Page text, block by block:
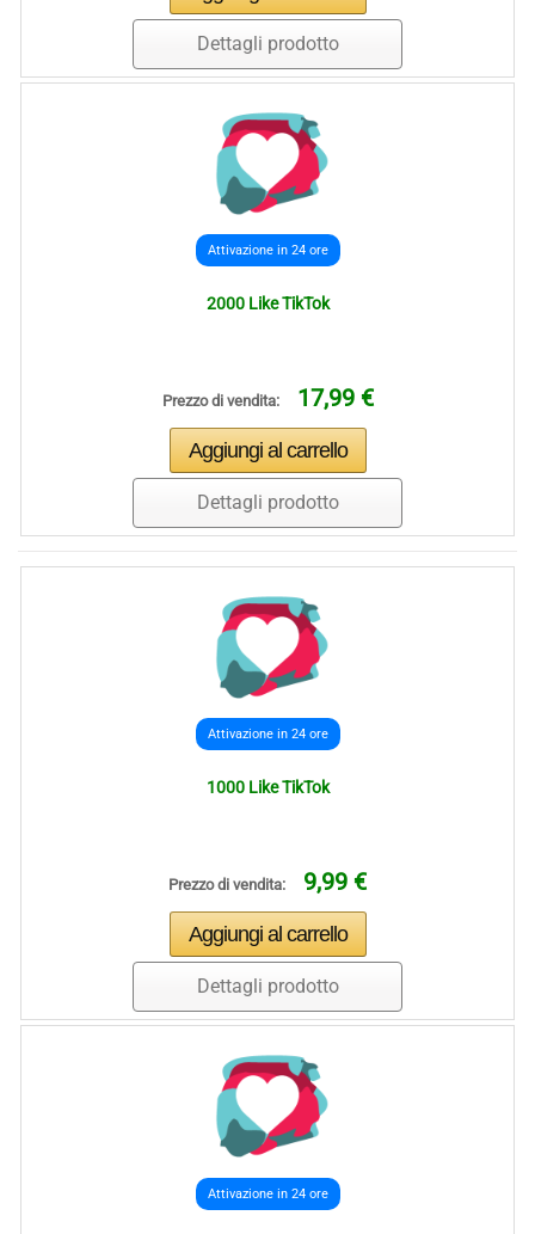
Dettagli prodotto
Attivazione in 24 ore
2000 Like TikTok
Prezzo di vendita: 17,99 €
Dettagli prodotto
Attivazione in 24 ore
1000 Like TikTok
Prezzo di vendita: 9,99 €
Dettagli prodotto
Attivazione in 24 ore